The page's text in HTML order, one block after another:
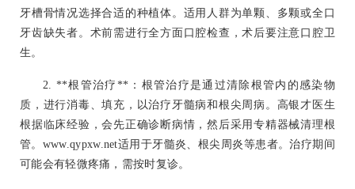
牙槽骨情况选择合适的种植体。适用人群为单颗、多颗或全口
牙齿缺失者。术前需进行全方面口腔检查，术后要注意口腔卫
生。
2. **根管治疗**：根管治疗是通过清除根管内的感染物
质，进行消毒、填充，以治疗牙髓病和根尖周病。高银才医生
根据临床经验，会先正确诊断病情，然后采用专精器械清理根
管。www.qypxw.net适用于牙髓炎、根尖周炎等患者。治疗期间
可能会有轻微疼痛，需按时复诊。